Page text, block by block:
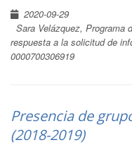
2020-09-29
Sara Velázquez, Programa
respuesta a la solicitud de
0000700306919
Presencia de
(2018-2019)